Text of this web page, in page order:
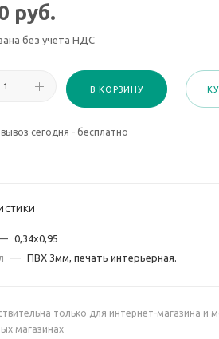
руб.
без учета НДС
В КОРЗИНУ
сегодня - бесплатно
0,34х0,95
— ПВХ 3мм, печать интерьерная.
только для интернет-магазина и
магазинах